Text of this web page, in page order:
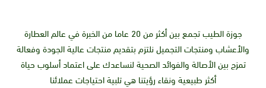
جوزة الطيب تجمع بين أكثر من 20 عاما من الخبرة في عالم العطارة
والأعشاب ومنتجات التجميل نلتزم بتقديم منتجات عالية الجودة وفعالة
تمزج بين الأصالة والفوائد الصحية لنساعدك على اعتماد أسلوب حياة
أكثر طبيعية ونقاء رؤيتنا هي تلبية احتياجات عملائنا